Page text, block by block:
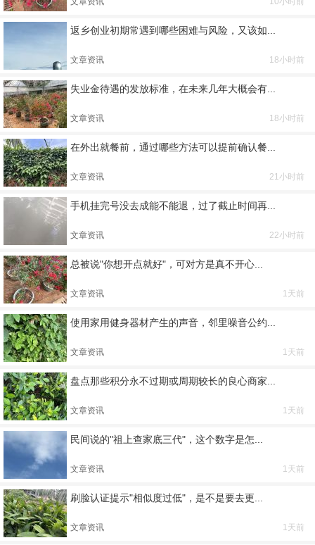
返乡创业初期常遇到哪些困难与风险，又该如...
文章资讯 18小时前
失业金待遇的发放标准，在未来几年大概会有...
文章资讯 18小时前
在外出就餐前，通过哪些方法可以提前确认餐...
文章资讯 21小时前
手机挂完号没去成能不能退，过了截止时间再...
文章资讯 22小时前
总被说"你想开点就好"，可对方是真不开心...
文章资讯 1天前
使用家用健身器材产生的声音，邻里噪音公约...
文章资讯 1天前
盘点那些积分永不过期或周期较长的良心商家...
文章资讯 1天前
民间说的"祖上查家底三代"，这个数字是怎...
文章资讯 1天前
刷脸认证提示"相似度过低"，是不是要去更...
文章资讯 1天前